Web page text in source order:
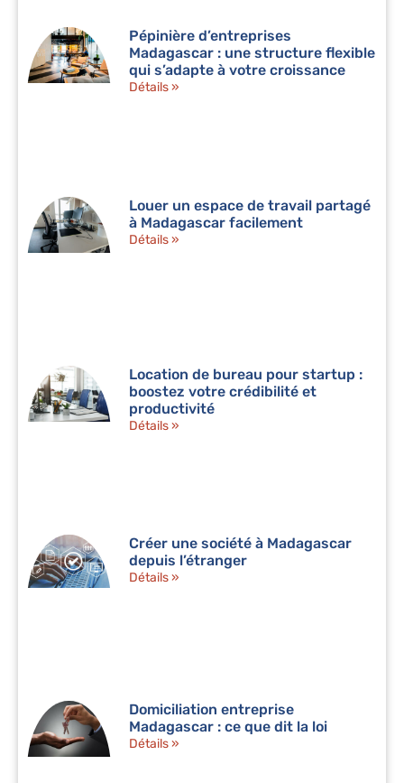
Pépinière d’entreprises
Madagascar : une structure flexible
qui s’adapte à votre croissance
Détails »
Louer un espace de travail partagé
à Madagascar facilement
Détails »
Location de bureau pour startup :
boostez votre crédibilité et
productivité
Détails »
Créer une société à Madagascar
depuis l’étranger
Détails »
Domiciliation entreprise
Madagascar : ce que dit la loi
Détails »